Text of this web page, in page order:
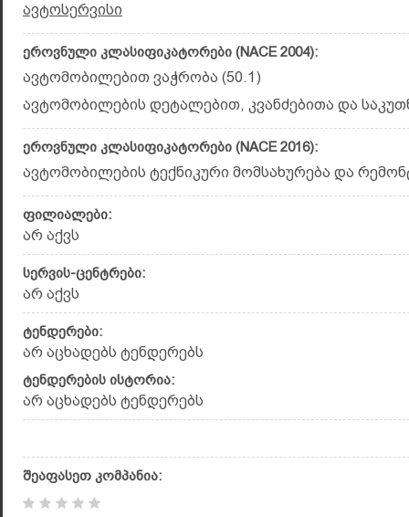
ავტოსერვისი
ეროვნული კლასიფიკატორები (NACE 2004):
ავტომობილებით ვაჭრობა (50.1)
ავტომობილების დეტალებით, კვანძებითა და
ეროვნული კლასიფიკატორები (NACE 2016):
ავტომობილების ტექნიკური მომსახურება და
ფილიალები:
არ აქვს
სერვის-ცენტრები:
არ აქვს
ტენდერები:
არ აცხადებს ტენდერებს
ტენდერების ისტორია:
არ აცხადებს ტენდერებს
შეაფასეთ კომპანია: